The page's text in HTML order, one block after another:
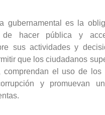
gubernamental es la
de hacer pública y
sus actividades y
que los ciudadanos
comprendan el uso de los
y promuevan